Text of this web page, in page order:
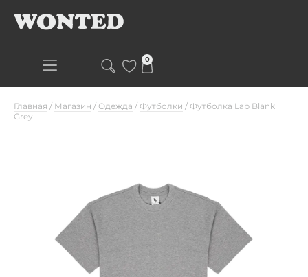
0
Главная / Магазин / Одежда / Футболки / Футболка Lab Blank
Grey